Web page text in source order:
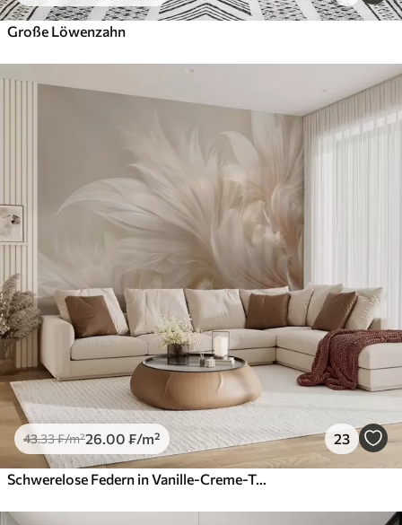
Große Löwenzahn
43.33₣/m²26 .00 ₣/m² 23
Schwerelose Federn in Vanille-Creme-Tönen